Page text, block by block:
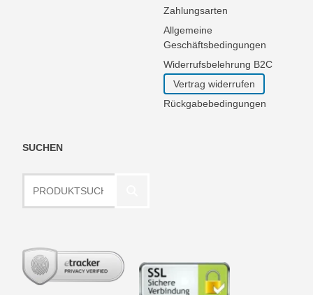
Zahlungsarten
Allgemeine
Geschäftsbedingungen
Widerrufsbelehrung B2C
Vertrag widerrufen
Rückgabebedingungen
SUCHEN
Produktsuche